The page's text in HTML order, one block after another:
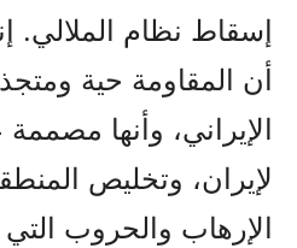
إسقاط نظام الملالي.
أن المقاومة حية
الإيراني، وأنها
لإيران، وتخليص
الإرهاب والحروب التي